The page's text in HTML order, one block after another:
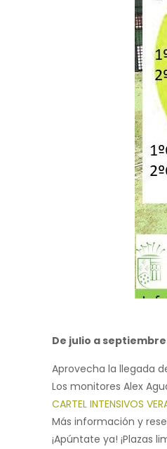
De julio a
Aprovecha la llegada
Los monitores Alex
CARTEL INTENSIVOS
Más información y
¡Apúntate ya! ¡Plazas